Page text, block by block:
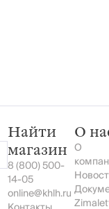
Найти
магазин
8 (800) 500-
14-05
online@khlh.ru
О
О